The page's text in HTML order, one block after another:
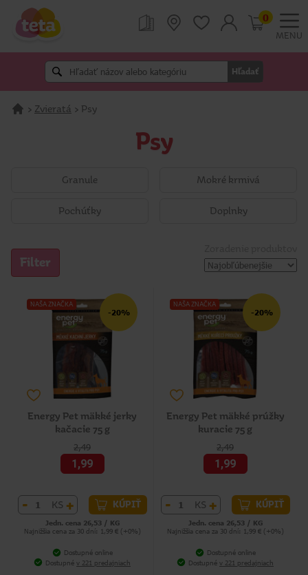
MENU
Hľadať
0
> Zvieratá > Psy
Psy
Granule Mokré krmivá
Pochúťky Doplnky
Filter
NAŠA ZNAČKA
-20%
Energy Pet mäkké jerky
kačacie 75 g
2,49
1,99
- KS + KÚPIŤ
Jedn. cena 26,53 / KG
Najnižšia cena za 30 dní: 1,99 € (+0%)
Dostupné online
Dostupné v 221 predajniach
NAŠA ZNAČKA
-20%
Energy Pet mäkké prúžky
kuracie 75 g
2,49
1,99
- KS + KÚPIŤ
Jedn. cena 26,53 / KG
Najnižšia cena za 30 dní: 1,99 € (+0%)
Dostupné online
Dostupné v 221 predajniach